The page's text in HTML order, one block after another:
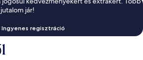
jár!
Ingyenes regisztráció